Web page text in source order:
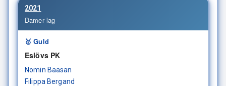
2021
Damer lag
🥇 Guld
Eslövs PK
Nomin Baasan
Filippa Bergand